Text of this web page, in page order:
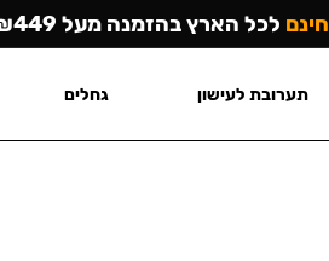
חינם לכל הארץ בהזמנה מעל ₪449
תערובת לעישון גחלים